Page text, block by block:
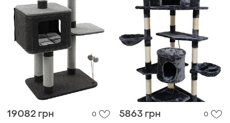
19082 грн 0 5863 грн 0